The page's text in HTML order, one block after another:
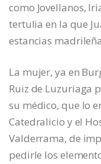
como Jovellanos,
tertulia en la que
estancias
La mujer, ya en
Ruiz de Luzuriaga
su médico, que lo
Catedralicio y el
Valderrama, de
pedirle los